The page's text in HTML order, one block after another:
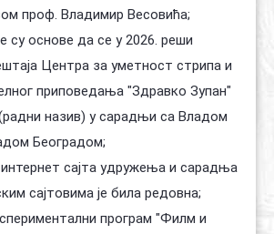
проф. Владимир Весовића;
су основе да се у 2026. реши
Центра за уметност стрипа и
приповедања "Здравко Зупан"
назив) у сарадњи са Владом
Београдом;
сајта удружења и сарадња
сајтовима је била редовна;
програм "Филм и